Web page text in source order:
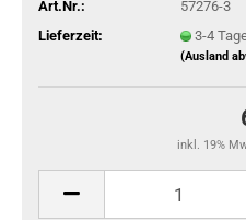
Art.Nr.:
57276-3
Lieferzeit:
3-4
(Ausland
inkl. 19%